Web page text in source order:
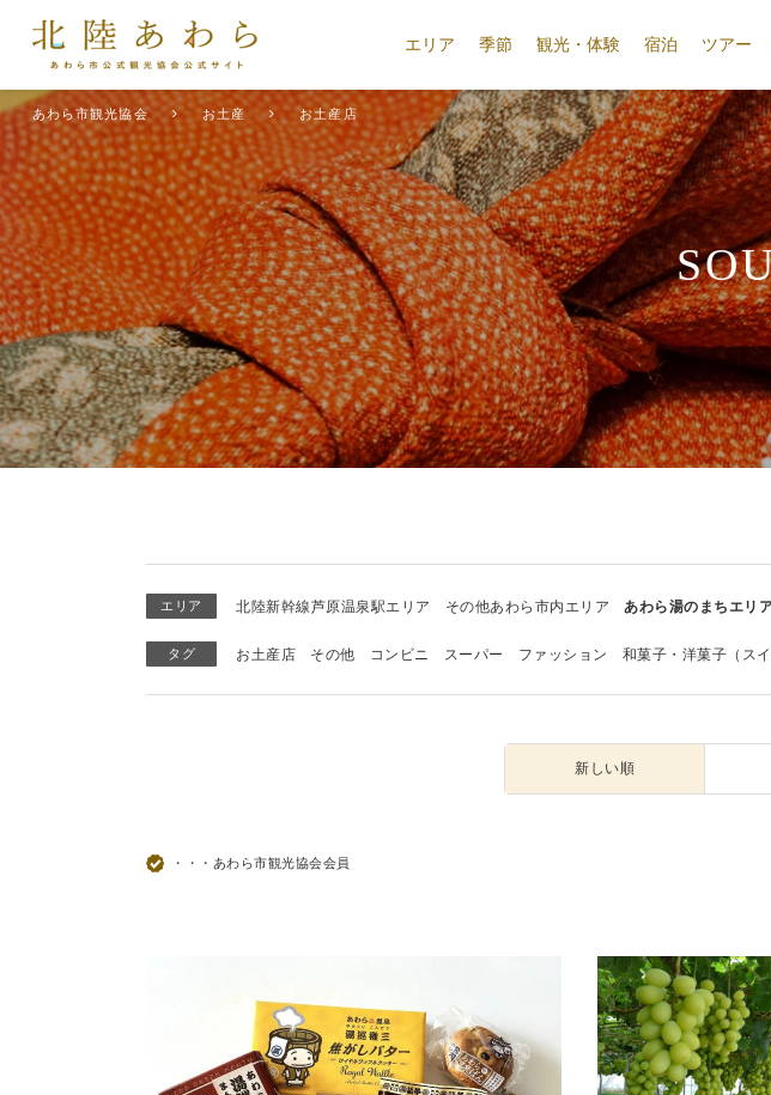
エリア 季節 観光・体験 宿泊 ツアー
あわら市観光協会 お土産 お土産店
エリア 北陸新幹線芦原温泉駅エリア その他あわら市内エリア あわら湯のまちエリ
タグ お土産店 その他 コンビニ スーパー ファッション 和菓子・洋菓子（スイ
新しい順
・・・あわら市観光協会会員